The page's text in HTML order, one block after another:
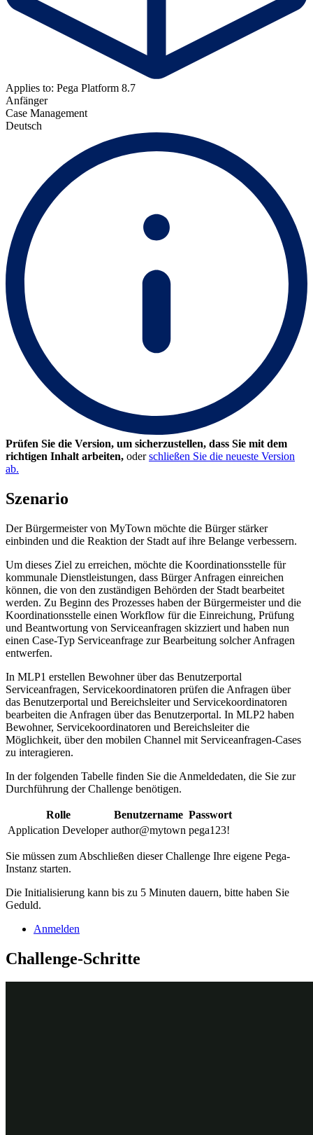
Applies to: Pega Platform 8.7
Anfänger
Case Management
Deutsch
Prüfen Sie die Version, um sicherzustellen, dass Sie mit dem
richtigen Inhalt arbeiten, oderschließen Sie die neueste Version
ab.
Szenario
Der Bürgermeister von MyTown möchte die Bürger stärker
einbinden und die Reaktion der Stadt auf ihre Belange verbessern.
Um dieses Ziel zu erreichen, möchte die Koordinationsstelle für
kommunale Dienstleistungen, dass Bürger Anfragen einreichen
können, die von den zuständigen Behörden der Stadt bearbeitet
werden. Zu Beginn des Prozesses haben der Bürgermeister und die
Koordinationsstelle einen Workflow für die Einreichung, Prüfung
und Beantwortung von Serviceanfragen skizziert und haben nun
einen Case-Typ Serviceanfrage zur Bearbeitung solcher Anfragen
entwerfen.
In MLP1 erstellen Bewohner über das Benutzerportal
Serviceanfragen, Servicekoordinatoren prüfen die Anfragen über
das Benutzerportal und Bereichsleiter und Servicekoordinatoren
bearbeiten die Anfragen über das Benutzerportal. In MLP2 haben
Bewohner, Servicekoordinatoren und Bereichsleiter die
Möglichkeit, über den mobilen Channel mit Serviceanfragen-Cases
zu interagieren.
In der folgenden Tabelle finden Sie die Anmeldedaten, die Sie zur
Durchführung der Challenge benötigen.
Rolle Benutzername Passwort
Application Developer author@mytown pega123!
Sie müssen zum Abschließen dieser Challenge Ihre eigene Pega-
Instanz starten.
Die Initialisierung kann bis zu 5 Minuten dauern, bitte haben Sie
Geduld.
Anmelden
Challenge-Schritte